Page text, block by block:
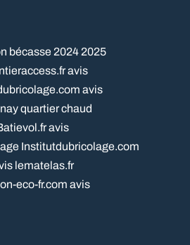
bécasse 2024 2025
avis
avis
quartier chaud
avis
Institutdubricolage.com
lematelas.fr
eco-fr.com avis